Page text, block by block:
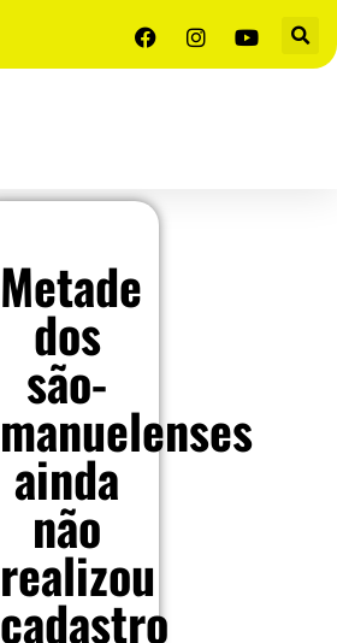
Metade
dos
são-
manuelenses
ainda
não
realizou
cadastro